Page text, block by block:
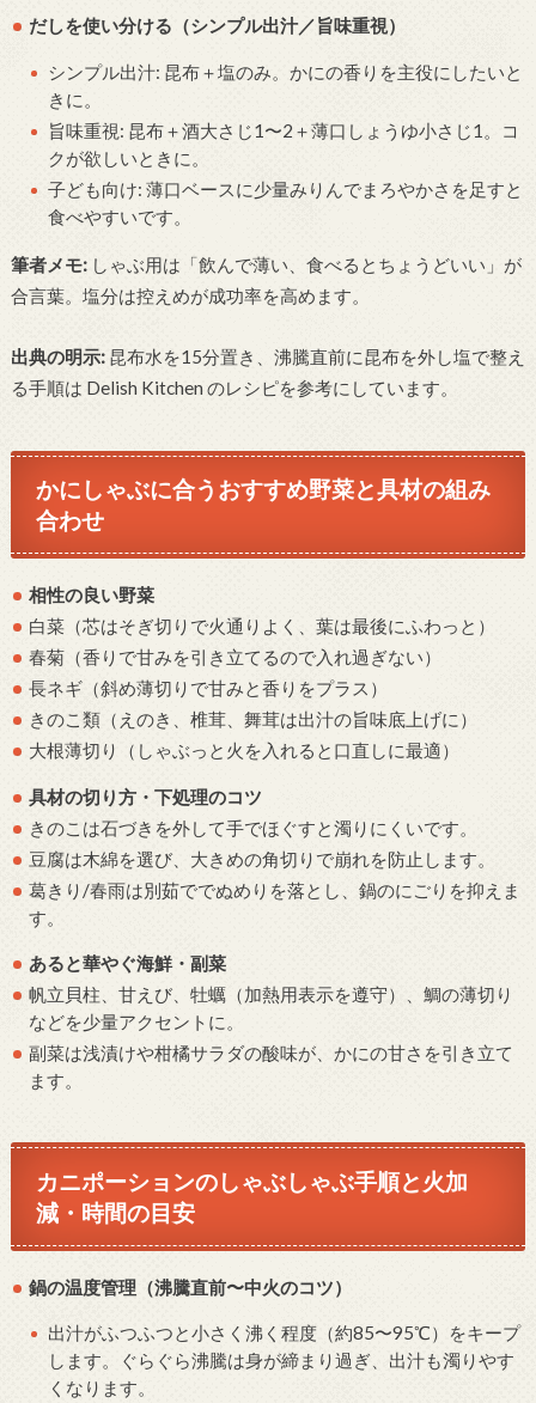
だしを使い分ける（シンプル出汁／旨味重視）
シンプル出汁: 昆布＋塩のみ。かにの香りを主役にしたいと
きに。
旨味重視: 昆布＋酒大さじ1〜2＋薄口しょうゆ小さじ1。コ
クが欲しいときに。
子ども向け: 薄口ベースに少量みりんでまろやかさを足すと
食べやすいです。
筆者メモ:しゃぶ用は「飲んで薄い、食べるとちょうどいい」が
合言葉。塩分は控えめが成功率を高めます。
出典の明示:昆布水を15分置き、沸騰直前に昆布を外し塩で整え
る手順は Delish Kitchen のレシピを参考にしています。
かにしゃぶに合うおすすめ野菜と具材の組み
合わせ
相性の良い野菜
白菜（芯はそぎ切りで火通りよく、葉は最後にふわっと）
春菊（香りで甘みを引き立てるので入れ過ぎない）
長ネギ（斜め薄切りで甘みと香りをプラス）
きのこ類（えのき、椎茸、舞茸は出汁の旨味底上げに）
大根薄切り（しゃぶっと火を入れると口直しに最適）
具材の切り方・下処理のコツ
きのこは石づきを外して手でほぐすと濁りにくいです。
豆腐は木綿を選び、大きめの角切りで崩れを防止します。
葛きり/春雨は別茹ででぬめりを落とし、鍋のにごりを抑えま
す。
あると華やぐ海鮮・副菜
帆立貝柱、甘えび、牡蠣（加熱用表示を遵守）、鯛の薄切り
などを少量アクセントに。
副菜は浅漬けや柑橘サラダの酸味が、かにの甘さを引き立て
ます。
カニポーションのしゃぶしゃぶ手順と火加
減・時間の目安
鍋の温度管理（沸騰直前〜中火のコツ）
出汁がふつふつと小さく沸く程度（約85〜95℃）をキープ
します。ぐらぐら沸騰は身が締まり過ぎ、出汁も濁りやす
くなります。